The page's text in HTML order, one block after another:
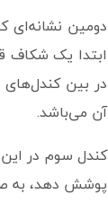
دومین نشانه‌ای
ابتدا یک شکاف
در بین
آن می‌باشد.
پوشش دهد، به